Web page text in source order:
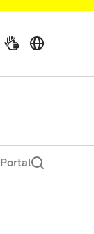
Portal